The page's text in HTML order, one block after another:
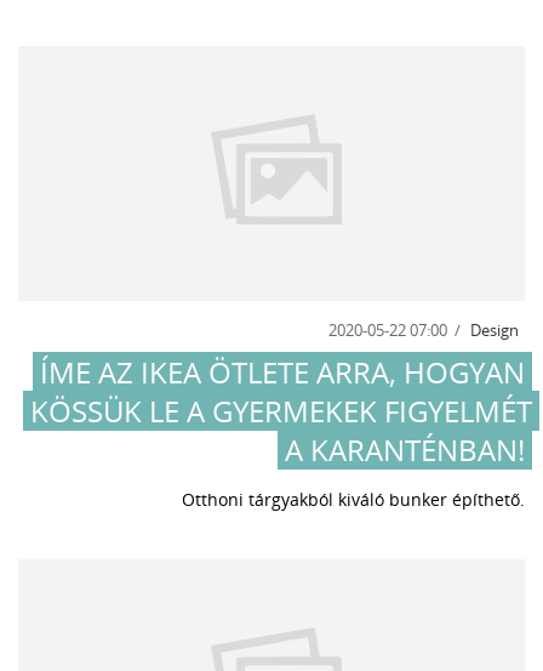
2020-05-22 07:00 Design
ÍME AZ IKEA ÖTLETE ARRA, HOGYAN
KÖSSÜK LE A GYERMEKEK FIGYELMÉT
A KARANTÉNBAN!
Otthoni tárgyakból kiváló bunker építhető.